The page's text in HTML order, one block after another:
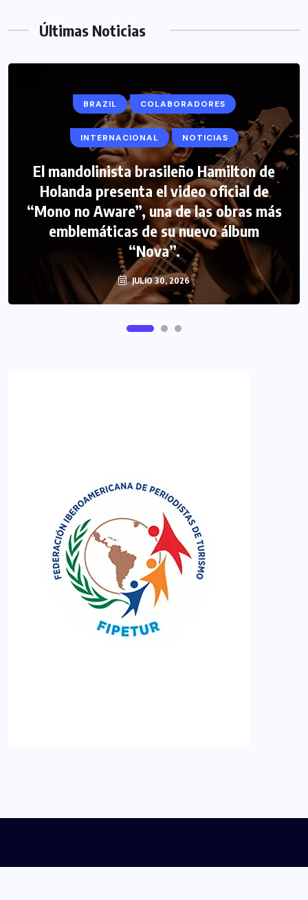
Últimas Noticias
BRAZIL COLABORADORES
INTERNACIONAL NOTICIAS
El mandolinista brasileño Hamilton de
Holanda presenta el video oficial de
“Mono no Aware”, una de las obras más
emblemáticas de su nuevo álbum
“Nova”.
JULIO 30, 2026
COLABORADORES INTERNACIONAL
NOTICIAS PERIODISMO TURISTICO
FIPETUR se solidariza con Venezuela
JUNIO 29, 2026